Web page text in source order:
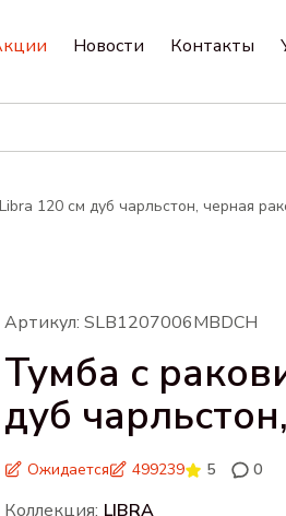
Новости Контакты
120 см дуб чарльстон, черная
Артикул: SLB1207006MBDCH
Тумба с
дуб
Ожидается 499239 5 0
Коллекция: LIBRA